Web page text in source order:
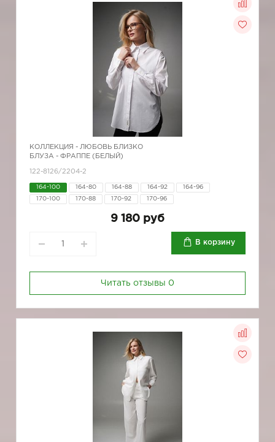
КОЛЛЕКЦИЯ - ЛЮБОВЬ БЛИЗКО
БЛУЗА - ФРАППЕ (БЕЛЫЙ)
122-8126/2204-2
164-100 164-80 164-88 164-92 164-96
170-100 170-88 170-92 170-96
9 180 руб
В корзину
Читать отзывы 0